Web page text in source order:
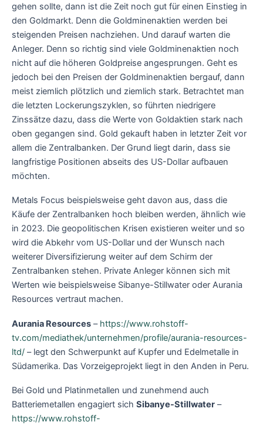
gehen sollte, dann ist die Zeit noch gut für einen Einstieg in
den Goldmarkt. Denn die Goldminenaktien werden bei
steigenden Preisen nachziehen. Und darauf warten die
Anleger. Denn so richtig sind viele Goldminenaktien noch
nicht auf die höheren Goldpreise angesprungen. Geht es
jedoch bei den Preisen der Goldminenaktien bergauf, dann
meist ziemlich plötzlich und ziemlich stark. Betrachtet man
die letzten Lockerungszyklen, so führten niedrigere
Zinssätze dazu, dass die Werte von Goldaktien stark nach
oben gegangen sind. Gold gekauft haben in letzter Zeit vor
allem die Zentralbanken. Der Grund liegt darin, dass sie
langfristige Positionen abseits des US-Dollar aufbauen
möchten.
Metals Focus beispielsweise geht davon aus, dass die
Käufe der Zentralbanken hoch bleiben werden, ähnlich wie
in 2023. Die geopolitischen Krisen existieren weiter und so
wird die Abkehr vom US-Dollar und der Wunsch nach
weiterer Diversifizierung weiter auf dem Schirm der
Zentralbanken stehen. Private Anleger können sich mit
Werten wie beispielsweise Sibanye-Stillwater oder Aurania
Resources vertraut machen.
Aurania Resources – https://www.rohstoff-
tv.com/mediathek/unternehmen/profile/aurania-resources-
ltd/ – legt den Schwerpunkt auf Kupfer und Edelmetalle in
Südamerika. Das Vorzeigeprojekt liegt in den Anden in Peru.
Bei Gold und Platinmetallen und zunehmend auch
Batteriemetallen engagiert sich Sibanye-Stillwater –
https://www.rohstoff-